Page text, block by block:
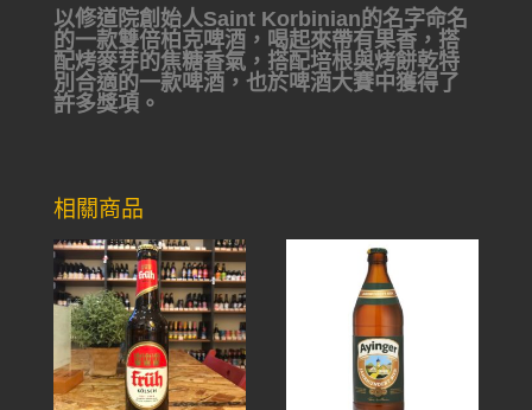
以修道院創始人Saint Korbinian的名字命名
的一款雙倍柏克啤酒，喝起來帶有果香，搭
配烤麥芽的焦糖香氣，搭配培根與烤餅乾特
別合適的一款啤酒，也於啤酒大賽中獲得了
許多獎項。
相關商品